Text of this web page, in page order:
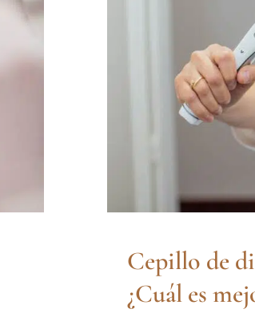
Cepillo de
¿Cuál es